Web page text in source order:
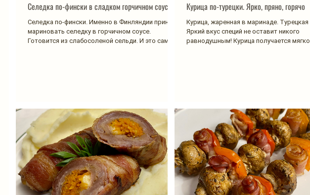
Селедка по-фински в сладком горчичном соусе
Селедка по-фински. Именно в Финляндии принято
мариновать селедку в горчичном соусе.
Готовится из слабосоленой сельди. И это самый
Курица по-турецки. Ярко, пряно, горячо
Курица, жаренная в маринаде. Турецкая
Яркий вкус специй не оставит никого
равнодушным! Курица получается